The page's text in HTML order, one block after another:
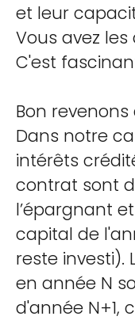
et leur
Vous avez
C'est
Bon
Dans notre
intérêts
contrat sont
l’épargnant
capital de
reste investi).
en année N
d'année N+1,